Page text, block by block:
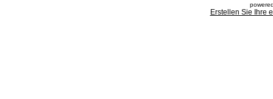
Erstellen Sie Ihre